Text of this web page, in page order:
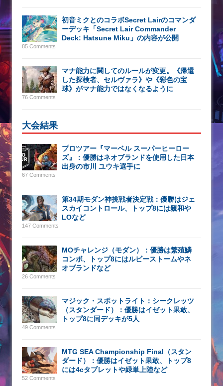
初音ミクとのコラボSecret Lairのコマンダ
ーデッキ「Secret Lair Commander
Deck: Hatsune Miku」の内容が公開
85 Comments
マナ能力に関してのルールが変更。《帰還
した探検者、セルヴァラ》や《彩色の宝
球》がマナ能力ではなくなるように
76 Comments
大会結果
プロツアー『マーベル スーパーヒーロー
ズ』：優勝はネオブランドを使用した日本
出身の市川 ユウキ選手に
67 Comments
第34期モダン神挑戦者決定戦：優勝はジェ
スカイコントロール、トップ8には親和や
LOなど
147 Comments
MOチャレンジ（モダン）：優勝は繁殖鱗
コンボ、トップ8にはルビーストームやネ
オブランドなど
26 Comments
マジック・スポットライト：シークレッツ
（スタンダード）：優勝はイゼット果敢、
トップ8に同デッキが5人
49 Comments
MTG SEA Championship Final（スタン
ダード）：優勝はイゼット果敢、トップ8
には4cタブレットや緑単上陸など
52 Comments